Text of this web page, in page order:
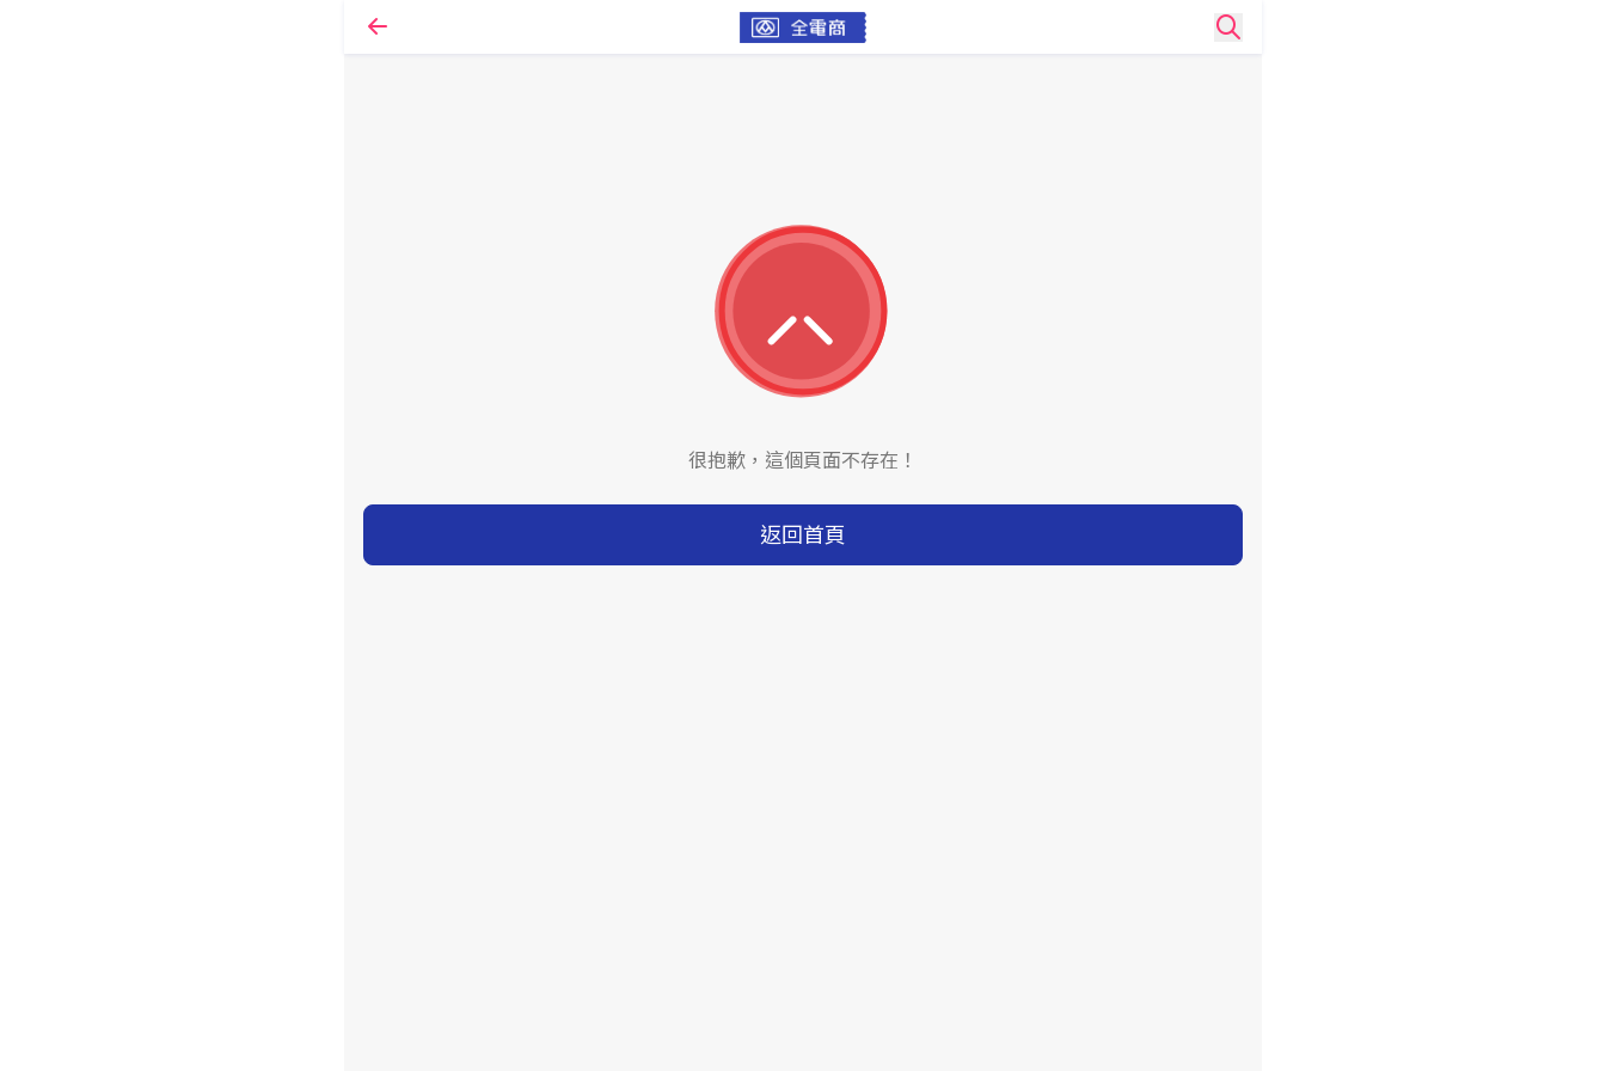
很抱歉，這個頁面不存在！
返回首頁